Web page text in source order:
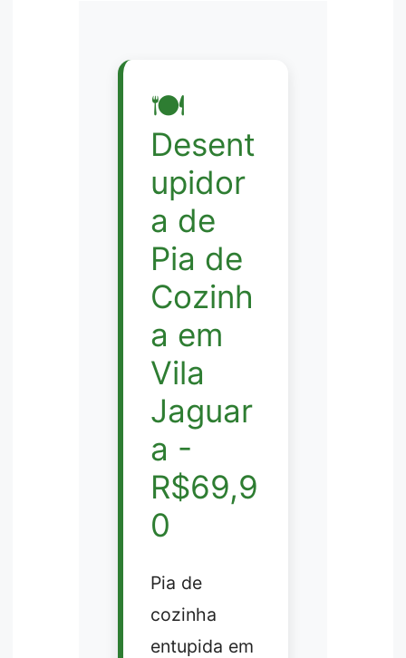
🍽️
Desent
upidor
a de
Pia de
Cozinh
a em
Vila
Jaguar
a -
R$69,9
0
Pia de
cozinha
entupida em